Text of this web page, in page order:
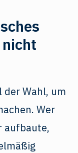
der Wahl, um
Wer
aufbaute,